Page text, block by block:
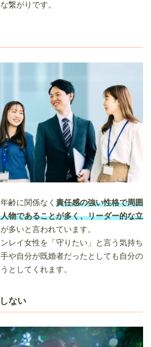
繋がりです。
齢に関係なく 責任感の強い性格で周囲
物であることが多く、リーダー的な立
多いと言われています。
レイ女性を「守りたい」と言う気持ち
や自分が既婚者だったとしても自分の
としてくれます。
ない